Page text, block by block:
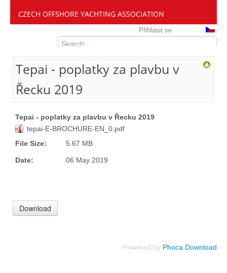
CZECH OFFSHORE YACHTING ASSOCIATION
Přihlásit se
Tepai - poplatky za plavbu v
Řecku 2019
Tepai - poplatky za plavbu v Řecku 2019
tepai-E-BROCHURE-ΕΝ_0.pdf
File Size:
5.67 MB
Date: 06 May 2019
Powered by Phoca Download